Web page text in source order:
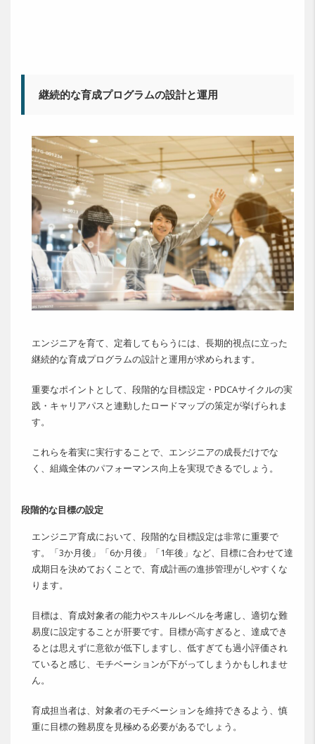
継続的な育成プログラムの設計と運用
エンジニアを育て、定着してもらうには、長期的視点に立った
継続的な育成プログラムの設計と運用が求められます。
重要なポイントとして、段階的な目標設定・PDCAサイクルの実
践・キャリアパスと連動したロードマップの策定が挙げられま
す。
これらを着実に実行することで、エンジニアの成長だけでな
く、組織全体のパフォーマンス向上を実現できるでしょう。
段階的な目標の設定
エンジニア育成において、段階的な目標設定は非常に重要で
す。「3か月後」「6か月後」「1年後」など、目標に合わせて達
成期日を決めておくことで、育成計画の進捗管理がしやすくな
ります。
目標は、育成対象者の能力やスキルレベルを考慮し、適切な難
易度に設定することが肝要です。目標が高すぎると、達成でき
るとは思えずに意欲が低下しますし、低すぎても過小評価され
ていると感じ、モチベーションが下がってしまうかもしれませ
ん。
育成担当者は、対象者のモチベーションを維持できるよう、慎
重に目標の難易度を見極める必要があるでしょう。